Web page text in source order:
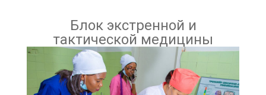
Блок экстренной и
тактической медицины